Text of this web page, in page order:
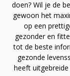
doen? Wil je de
gewoon het
op een
gezonder en
tot de beste
gezonde
heeft